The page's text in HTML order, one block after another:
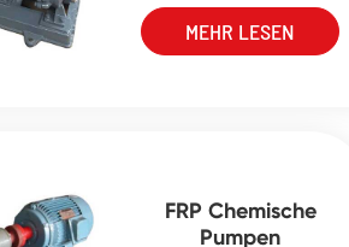
MEHR LESEN
FRP Chemische
Pumpen